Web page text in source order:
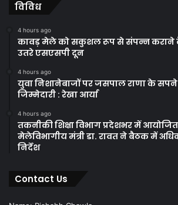
विविध
4 hours ago
कावड़ मेले को सकुशल रूप से संपन्न कराने
उतरे एसएसपी दून
4 hours ago
युवा निशानेबाजों पर जसपाल राणा के
जिम्मेदारी : रेखा आर्या
4 hours ago
तकनीकी शिक्षा विभाग प्रदेशभर में
मेलेविभागीय मंत्री डा. रावत ने बैठक में
निर्देश
Contact Us